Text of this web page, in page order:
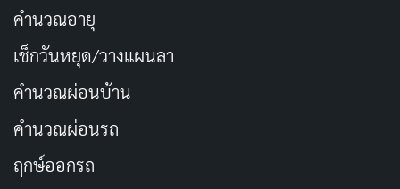
คำนวณอายุ
เช็กวันหยุด/วางแผนลา
คำนวณผ่อนบ้าน
คำนวณผ่อนรถ
ฤกษ์ออกรถ